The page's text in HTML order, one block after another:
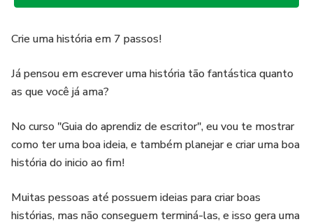
Crie uma história em 7 passos!
Já pensou em escrever uma história tão fantástica quanto
as que você já ama?
No curso "Guia do aprendiz de escritor", eu vou te mostrar
como ter uma boa ideia, e também planejar e criar uma boa
história do inicio ao fim!
Muitas pessoas até possuem ideias para criar boas
histórias, mas não conseguem terminá-las, e isso gera uma